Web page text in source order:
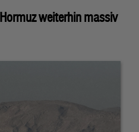
weiterhin massiv